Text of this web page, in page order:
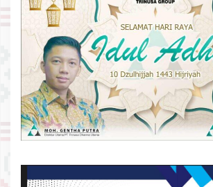
O
R
E
W
A
N
K
U
R
B
A